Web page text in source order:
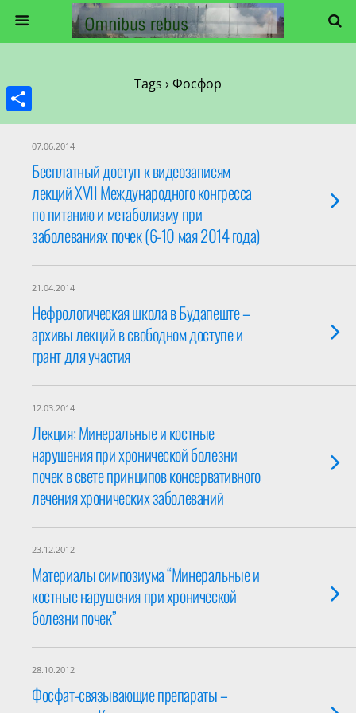
Tags › Фосфор
07.06.2014
Бесплатный доступ к видеозаписям
лекций XVII Международного конгресса
по питанию и метаболизму при
заболеваниях почек (6-10 мая 2014 года)
21.04.2014
Нефрологическая школа в Будапеште –
архивы лекций в свободном доступе и
грант для участия
12.03.2014
Лекция: Минеральные и костные
нарушения при хронической болезни
почек в свете принципов консервативного
лечения хронических заболеваний
23.12.2012
Материалы симпозиума “Минеральные и
костные нарушения при хронической
болезни почек”
28.10.2012
Фосфат-связывающие препараты –
Share